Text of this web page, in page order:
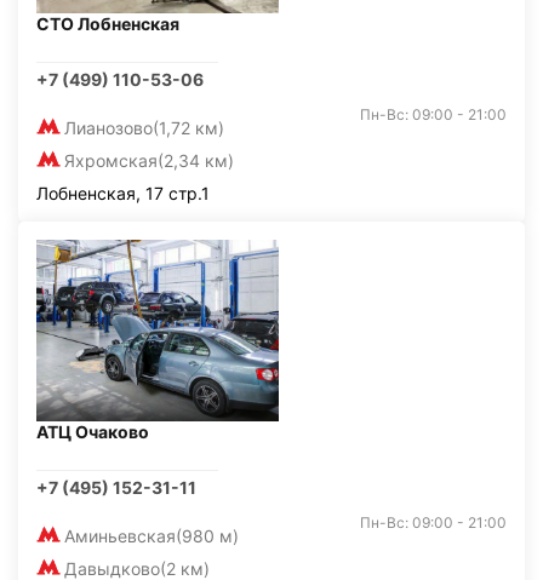
СТО Лобненская
+7 (499) 110-53-06
Лианозово(1,72 км)
Яхромская(2,34 км)
Пн-Вс: 09:00 - 21:00
Лобненская, 17 стр.1
АТЦ Очаково
+7 (495) 152-31-11
Аминьевская(980 м)
Давыдково(2 км)
Пн-Вс: 09:00 - 21:00